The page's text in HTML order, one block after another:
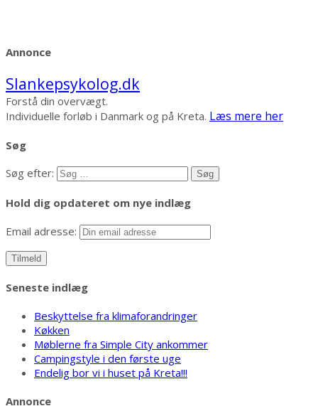
Annonce
Slankepsykolog.dk
Forstå din overvægt.
Individuelle forløb i Danmark og på Kreta. Læs mere her
Søg
Søg efter:
Hold dig opdateret om nye indlæg
Email adresse:
Seneste indlæg
Beskyttelse fra klimaforandringer
Køkken
Møblerne fra Simple City ankommer
Campingstyle i den første uge
Endelig bor vi i huset på Kreta!!!
Annonce